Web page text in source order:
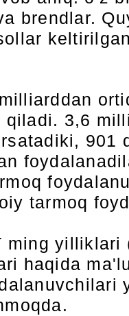
brendlar.
3,6
901
tarmoq
ming
haqida